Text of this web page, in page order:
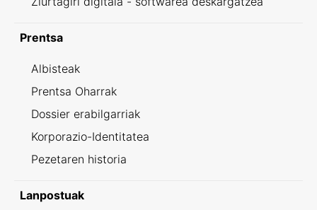
Prentsa
Albisteak
Prentsa Oharrak
Dossier erabilgarriak
Korporazio-Identitatea
Pezetaren historia
Lanpostuak